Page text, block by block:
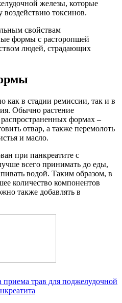
железы, которые
воздействию токсинов.
свойствам
формы с расторопшей
людей, страдающих
как в стадии ремиссии, так и в
Обычно растение
формах –
отвар, а также перемолоть
и масло.
при панкреатите с
всего принимать до еды,
водой. Таким образом, в
количество компонентов
также добавлять в
трав для поджелудочной